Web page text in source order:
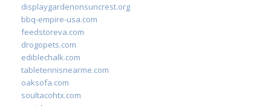
displaygardenonsuncrest.org
bbq-empire-usa.com
feedstoreva.com
drogopets.com
ediblechalk.com
tabletennisnearme.com
oaksofa.com
soultacohtx.com